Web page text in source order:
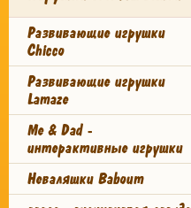
Развивающие игрушки
Chicco
Развивающие игрушки
Lamaze
Me & Dad -
интерактивные игрушки
Неваляшки Baboum